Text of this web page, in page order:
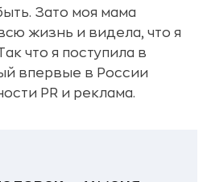
Зато моя мама
жизнь и видела, что я
что я поступила в
впервые в России
PR и реклама.